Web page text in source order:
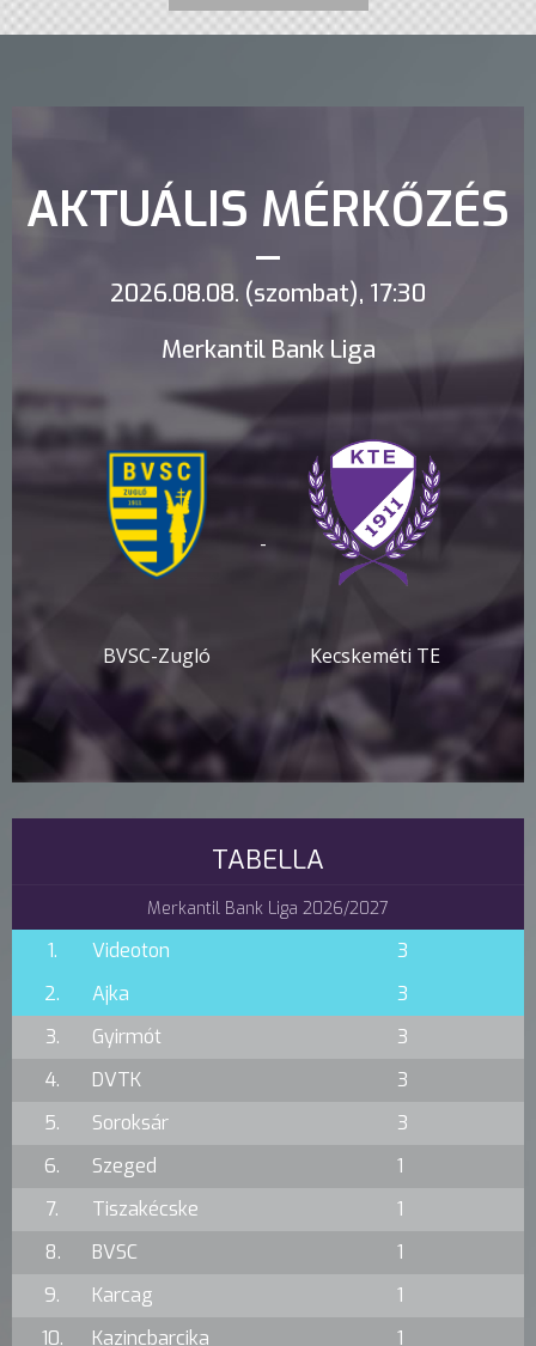
AKTUÁLIS MÉRKŐZÉS
2026.08.08. (szombat), 17:30
Merkantil Bank Liga
BVSC-Zugló
-
Kecskeméti TE
TABELLA
Merkantil Bank Liga 2026/2027
1. Videoton
3
2.
Ajka
3
3.
Gyirmót
3
4.
DVTK
3
5.
Soroksár
3
6.
Szeged
1
7.
Tiszakécske
1
8.
BVSC
1
9.
Karcag
1
10.
Kazincbarcika 1